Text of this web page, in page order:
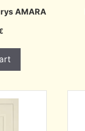
AMARA